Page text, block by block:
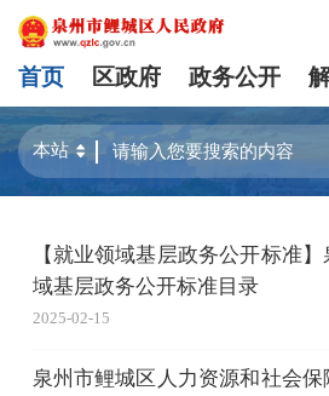
首页 区政府 政务公开
【就业领域基层政务公开标准
域基层政务公开标准目录
2025-02-15
泉州市鲤城区人力资源和社会